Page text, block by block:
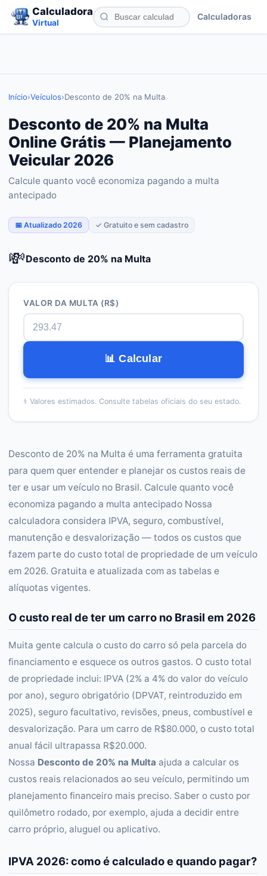
Calculadora
Virtual
Calculadoras
Início›Veículos›Desconto de 20% na Multa
Desconto de 20% na Multa
Online Grátis — Planejamento
Veicular 2026
Calcule quanto você economiza pagando a multa
antecipado
📅 Atualizado 2026 ✓ Gratuito e sem cadastro
💸Desconto de 20% na Multa
VALOR DA MULTA (R$)
📊 Calcular
⚕️ Valores estimados. Consulte tabelas oficiais do seu estado.
Desconto de 20% na Multa é uma ferramenta gratuita
para quem quer entender e planejar os custos reais de
ter e usar um veículo no Brasil. Calcule quanto você
economiza pagando a multa antecipado Nossa
calculadora considera IPVA, seguro, combustível,
manutenção e desvalorização — todos os custos que
fazem parte do custo total de propriedade de um veículo
em 2026. Gratuita e atualizada com as tabelas e
alíquotas vigentes.
O custo real de ter um carro no Brasil em 2026
Muita gente calcula o custo do carro só pela parcela do
financiamento e esquece os outros gastos. O custo total
de propriedade inclui: IPVA (2% a 4% do valor do veículo
por ano), seguro obrigatório (DPVAT, reintroduzido em
2025), seguro facultativo, revisões, pneus, combustível e
desvalorização. Para um carro de R$80.000, o custo total
anual fácil ultrapassa R$20.000.
Nossa Desconto de 20% na Multa ajuda a calcular os
custos reais relacionados ao seu veículo, permitindo um
planejamento financeiro mais preciso. Saber o custo por
quilômetro rodado, por exemplo, ajuda a decidir entre
carro próprio, aluguel ou aplicativo.
IPVA 2026: como é calculado e quando pagar?